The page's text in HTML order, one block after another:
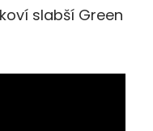
slabší Green